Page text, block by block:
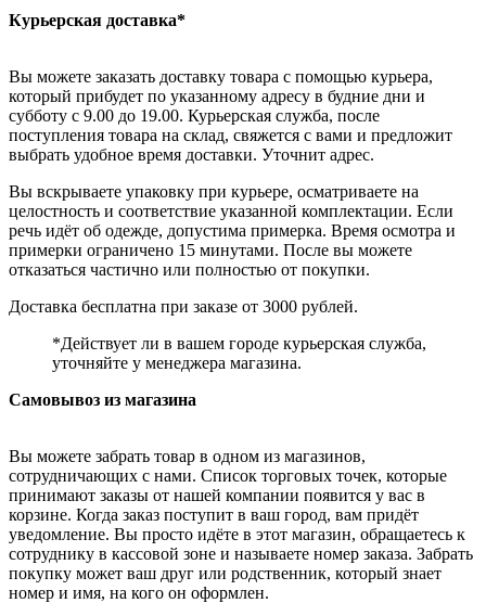
Курьерская доставка*
Вы можете заказать доставку товара с помощью курьера,
который прибудет по указанному адресу в будние дни и
субботу с 9.00 до 19.00. Курьерская служба, после
поступления товара на склад, свяжется с вами и предложит
выбрать удобное время доставки. Уточнит адрес.
Вы вскрываете упаковку при курьере, осматриваете на
целостность и соответствие указанной комплектации. Если
речь идёт об одежде, допустима примерка. Время осмотра и
примерки ограничено 15 минутами. После вы можете
отказаться частично или полностью от покупки.
Доставка бесплатна при заказе от 3000 рублей.
*Действует ли в вашем городе курьерская служба,
уточняйте у менеджера магазина.
Самовывоз из магазина
Вы можете забрать товар в одном из магазинов,
сотрудничающих с нами. Список торговых точек, которые
принимают заказы от нашей компании появится у вас в
корзине. Когда заказ поступит в ваш город, вам придёт
уведомление. Вы просто идёте в этот магазин, обращаетесь к
сотруднику в кассовой зоне и называете номер заказа. Забрать
покупку может ваш друг или родственник, который знает
номер и имя, на кого он оформлен.